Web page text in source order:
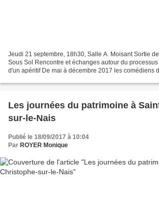
Jeudi 21 septembre, 18h30, Salle A. Moisant Sortie
Sous Sol Rencontre et échanges autour du
d'un apéritif De mai à décembre 2017 les comédiens
Les journées du patrimoine à
sur-le-Nais
Publié le 18/09/2017 à 10:04
Par ROYER Monique